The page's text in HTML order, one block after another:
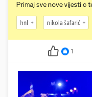
Primaj sve nove vijesti o
hnl nikola šafarić
1